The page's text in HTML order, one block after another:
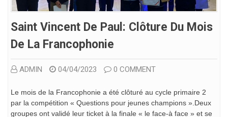
Saint Vincent De Paul: Clôture Du Mois
De La Francophonie
ADMIN 04/04/2023 0 COMMENT
Le mois de la Francophonie a été clôturé au cycle primaire 2
par la compétition « Questions pour jeunes champions ».Deux
groupes ont validé leur ticket à la finale « le face-à face » et se